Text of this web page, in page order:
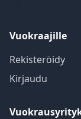
Vuokraajille
Rekisteröidy
Kirjaudu